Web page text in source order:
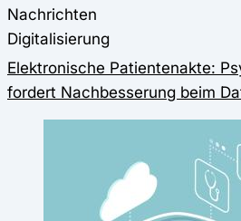
Nachrichten
Digitalisierung
Elektronische Patientenakte:
fordert Nachbesserung beim